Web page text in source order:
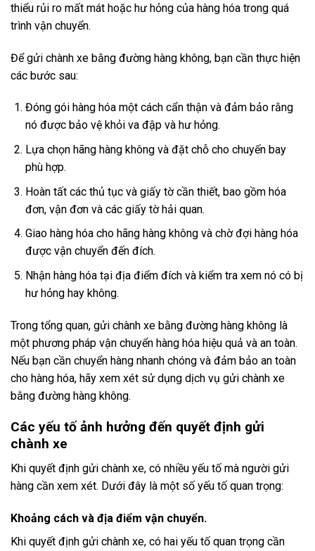
thiểu rủi ro mất mát hoặc hư hỏng của hàng hóa trong quá
trình vận chuyển.
Để gửi chành xe bằng đường hàng không, bạn cần thực hiện
các bước sau:
Đóng gói hàng hóa một cách cẩn thận và đảm bảo rằng
nó được bảo vệ khỏi va đập và hư hỏng.
Lựa chọn hãng hàng không và đặt chỗ cho chuyến bay
phù hợp.
Hoàn tất các thủ tục và giấy tờ cần thiết, bao gồm hóa
đơn, vận đơn và các giấy tờ hải quan.
Giao hàng hóa cho hãng hàng không và chờ đợi hàng hóa
được vận chuyển đến đích.
Nhận hàng hóa tại địa điểm đích và kiểm tra xem nó có bị
hư hỏng hay không.
Trong tổng quan, gửi chành xe bằng đường hàng không là
một phương pháp vận chuyển hàng hóa hiệu quả và an toàn.
Nếu bạn cần chuyển hàng nhanh chóng và đảm bảo an toàn
cho hàng hóa, hãy xem xét sử dụng dịch vụ gửi chành xe
bằng đường hàng không.
Các yếu tố ảnh hưởng đến quyết định gửi
chành xe
Khi quyết định gửi chành xe, có nhiều yếu tố mà người gửi
hàng cần xem xét. Dưới đây là một số yếu tố quan trọng:
Khoảng cách và địa điểm vận chuyển.
Khi quyết định gửi chành xe, có hai yếu tố quan trọng cần